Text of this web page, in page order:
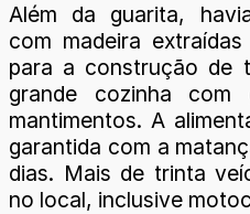
Além da guarita,
com madeira
para a construção de
grande cozinha com
mantimentos. A
garantida com a
dias. Mais de trinta
no local, inclusive